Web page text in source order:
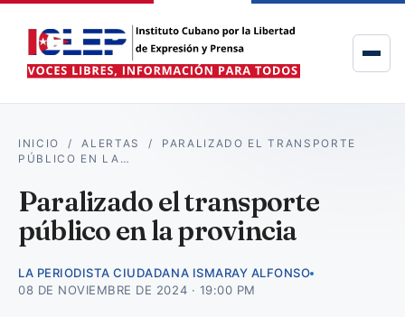
INICIO /ALERTAS / PARALIZADO EL TRANSPORTE
PÚBLICO EN LA…
Paralizado el transporte
público en la provincia
LA PERIODISTA CIUDADANA ISMARAY ALFONSO
08 DE NOVIEMBRE DE 2024 · 19:00 PM